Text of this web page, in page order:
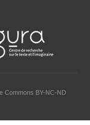
Commons BY-NC-ND